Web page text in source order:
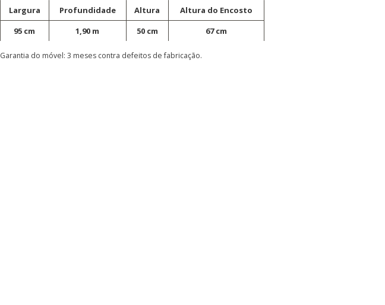
Largura Profundidade Altura
Altura do Encosto
95 cm
1,90 m 50 cm 67 cm
Garantia do móvel: 3 meses contra defeitos de fabricação.